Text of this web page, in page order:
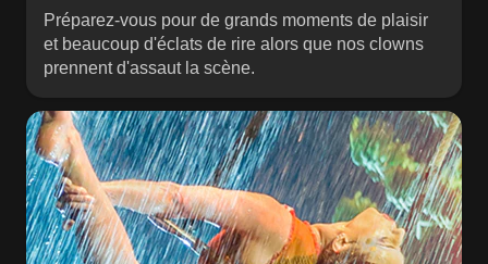
Préparez-vous pour de grands moments de plaisir
et beaucoup d'éclats de rire alors que nos clowns
prennent d'assaut la scène.